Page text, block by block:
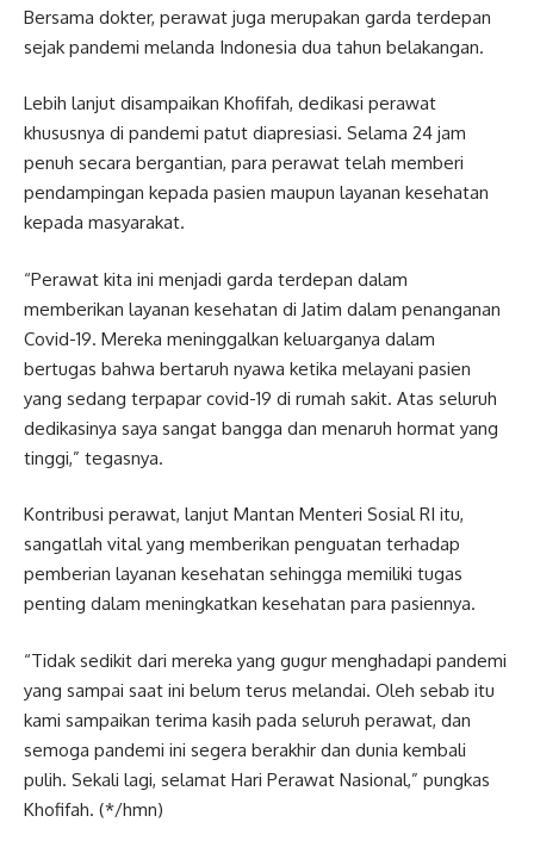
Bersama dokter, perawat juga merupakan garda terdepan
sejak pandemi melanda Indonesia dua tahun belakangan.
Lebih lanjut disampaikan Khofifah, dedikasi perawat
khususnya di pandemi patut diapresiasi. Selama 24 jam
penuh secara bergantian, para perawat telah memberi
pendampingan kepada pasien maupun layanan kesehatan
kepada masyarakat.
“Perawat kita ini menjadi garda terdepan dalam
memberikan layanan kesehatan di Jatim dalam penanganan
Covid-19. Mereka meninggalkan keluarganya dalam
bertugas bahwa bertaruh nyawa ketika melayani pasien
yang sedang terpapar covid-19 di rumah sakit. Atas seluruh
dedikasinya saya sangat bangga dan menaruh hormat yang
tinggi,” tegasnya.
Kontribusi perawat, lanjut Mantan Menteri Sosial RI itu,
sangatlah vital yang memberikan penguatan terhadap
pemberian layanan kesehatan sehingga memiliki tugas
penting dalam meningkatkan kesehatan para pasiennya.
“Tidak sedikit dari mereka yang gugur menghadapi pandemi
yang sampai saat ini belum terus melandai. Oleh sebab itu
kami sampaikan terima kasih pada seluruh perawat, dan
semoga pandemi ini segera berakhir dan dunia kembali
pulih. Sekali lagi, selamat Hari Perawat Nasional,” pungkas
Khofifah. (*/hmn)